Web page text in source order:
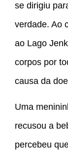
se dirigiu
verdade. Ao
ao Lago
corpos por
causa da
Uma
recusou a
percebeu